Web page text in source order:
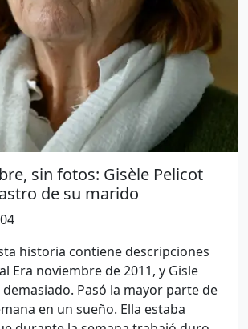
sin fotos: Gisèle Pelicot
de su marido
historia contiene descripciones
Era noviembre de 2011, y Gisle
Pasó la mayor parte de
en un sueño. Ella estaba